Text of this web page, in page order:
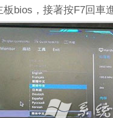
，接著按F7回車進